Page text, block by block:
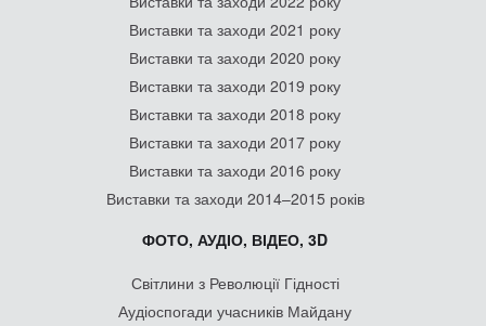
Виставки та заходи 2021 року
Виставки та заходи 2020 року
Виставки та заходи 2019 року
Виставки та заходи 2018 року
Виставки та заходи 2017 року
Виставки та заходи 2016 року
Виставки та заходи 2014–2015 років
ФОТО, АУДІО, ВІДЕО, 3D
Світлини з Революції Гідності
Аудіоспогади учасників Майдану